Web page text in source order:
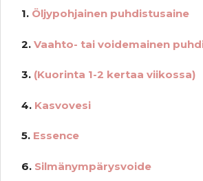
1. Öljypohjainen puhdistusaine
2. Vaahto- tai voidemainen
3. (Kuorinta 1-2 kertaa viikossa)
4. Kasvovesi
5. Essence
6. Silmänympärysvoide